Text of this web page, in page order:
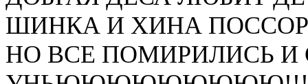
ШИНКА И ХИНА
НО ВСЕ ПОМИРИЛИСЬ И